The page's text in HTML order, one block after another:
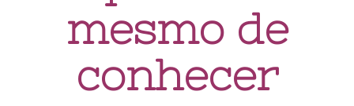
mesmo de
conhecer